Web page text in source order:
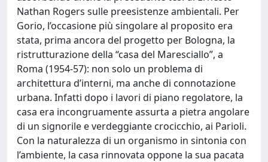
Nathan Rogers sulle preesistenze ambientali. Per
Gorio, l’occasione più singolare al proposito era
stata, prima ancora del progetto per Bologna, la
ristrutturazione della “casa del Maresciallo”, a
Roma (1954-57): non solo un problema di
architettura d’interni, ma anche di connotazione
urbana. Infatti dopo i lavori di piano regolatore, la
casa era incongruamente assurta a pietra angolare
di un signorile e verdeggiante crocicchio, ai Parioli.
Con la naturalezza di un organismo in sintonia con
l’ambiente, la casa rinnovata oppone la sua pacata